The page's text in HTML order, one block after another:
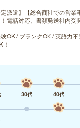
定派遣】【総合商社での営業
！電話対応、書類発送社内
OK / ブランクOK / 英語力不
！
30代 40代